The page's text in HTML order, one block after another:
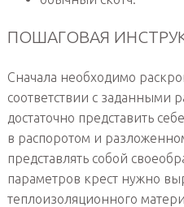
ПОШАГОВАЯ
Сначала необходимо
соответствии с заданными
достаточно представить
в распоротом и
представлять собой
параметров крест нужно
теплоизоляционного